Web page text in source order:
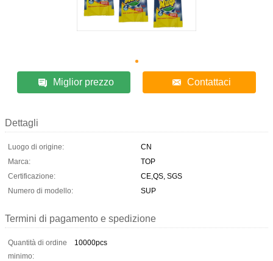
Miglior prezzo Contattaci
Dettagli
Luogo di origine:
CN
Marca:
TOP
Certificazione:
CE,QS, SGS
Numero di modello:
SUP
Termini di pagamento e spedizione
Quantità di ordine
minimo:
10000pcs